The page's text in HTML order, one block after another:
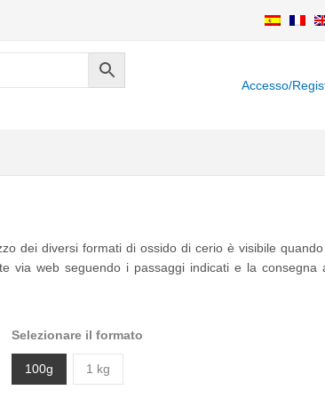
Accesso/
dei diversi formati di ossido di cerio è visibile
via web seguendo i passaggi indicati e la consegna
Selezionare il formato
100g 1 kg